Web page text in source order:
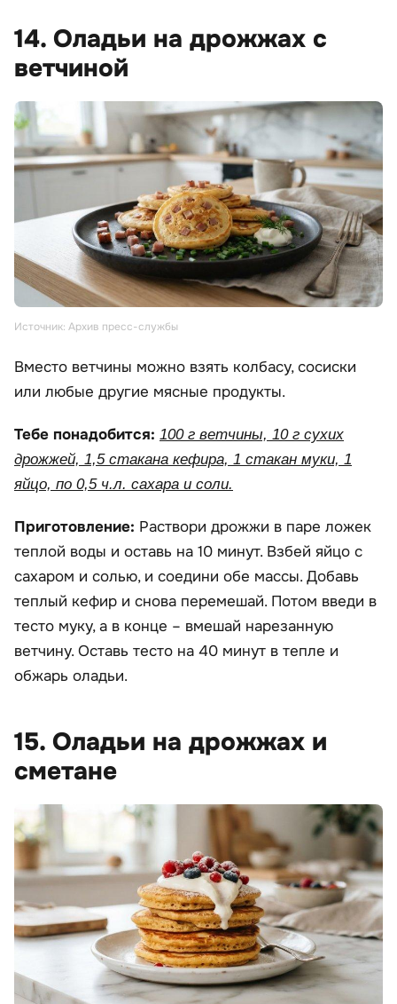
14. Оладьи на дрожжах с
ветчиной
Источник: Архив пресс-службы
Вместо ветчины можно взять колбасу, сосиски
или любые другие мясные продукты.
Тебе понадобится: 100 г ветчины, 10 г сухих
дрожжей, 1,5 стакана кефира, 1 стакан муки, 1
яйцо, по 0,5 ч.л. сахара и соли.
Приготовление: Раствори дрожжи в паре ложек
теплой воды и оставь на 10 минут. Взбей яйцо с
сахаром и солью, и соедини обе массы. Добавь
теплый кефир и снова перемешай. Потом введи в
тесто муку, а в конце – вмешай нарезанную
ветчину. Оставь тесто на 40 минут в тепле и
обжарь оладьи.
15. Оладьи на дрожжах и
сметане